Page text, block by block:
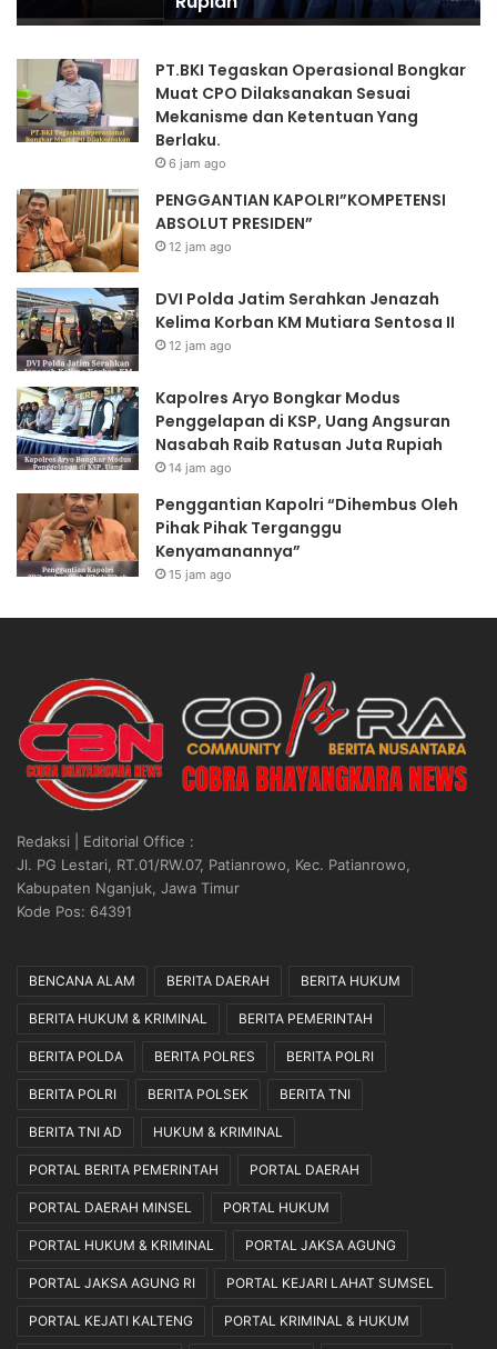
Raib
Rupiah
PT.BKI Tegaskan Operasional Bongkar
Muat CPO Dilaksanakan Sesuai
Mekanisme dan Ketentuan Yang
Berlaku.
6 jam ago
PENGGANTIAN KAPOLRI”KOMPETENSI
ABSOLUT PRESIDEN”
12 jam ago
DVI Polda Jatim Serahkan Jenazah
Kelima Korban KM Mutiara Sentosa II
12 jam ago
Kapolres Aryo Bongkar Modus
Penggelapan di KSP, Uang Angsuran
Nasabah Raib Ratusan Juta Rupiah
14 jam ago
Penggantian Kapolri “Dihembus Oleh
Pihak Pihak Terganggu
Kenyamanannya”
15 jam ago
Redaksi | Editorial Office :
Jl. PG Lestari, RT.01/RW.07, Patianrowo, Kec. Patianrowo,
Kabupaten Nganjuk, Jawa Timur
Kode Pos: 64391
BENCANA ALAM BERITA DAERAH BERITA HUKUM
BERITA HUKUM & KRIMINAL BERITA PEMERINTAH
BERITA POLDA BERITA POLRES BERITA POLRI
BERITA POLRI BERITA POLSEK BERITA TNI
BERITA TNI AD HUKUM & KRIMINAL
PORTAL BERITA PEMERINTAH PORTAL DAERAH
PORTAL DAERAH MINSEL PORTAL HUKUM
PORTAL HUKUM & KRIMINAL PORTAL JAKSA AGUNG
PORTAL JAKSA AGUNG RI PORTAL KEJARI LAHAT SUMSEL
PORTAL KEJATI KALTENG PORTAL KRIMINAL & HUKUM